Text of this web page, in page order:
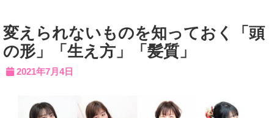
変えられないものを知っておく「頭
の形」「生え方」「髪質」
2021年7月4日